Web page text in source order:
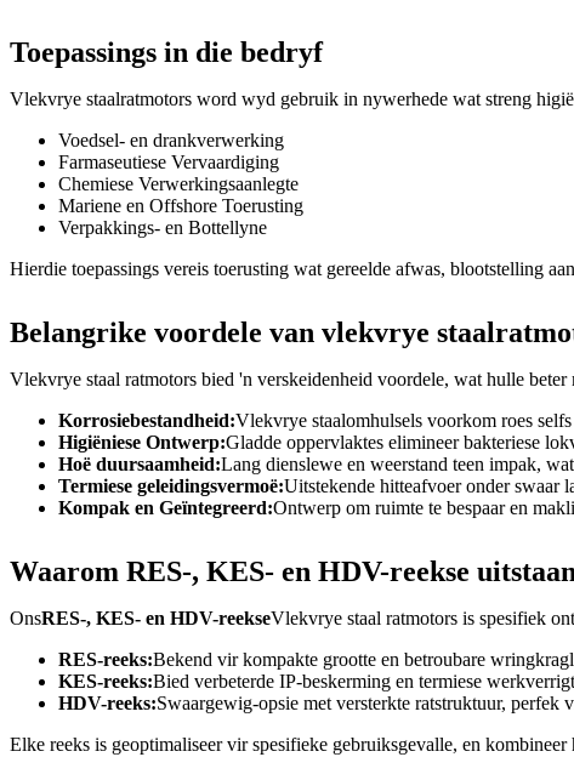
Toepassings in die bedryf
Vlekvrye staalratmotors word wyd gebruik in nywerhede wat streng
Voedsel- en drankverwerking
Farmaseutiese Vervaardiging
Chemiese Verwerkingsaanlegte
Mariene en Offshore Toerusting
Verpakkings- en Bottellyne
Hierdie toepassings vereis toerusting wat gereelde afwas, blootstelling
Belangrike voordele van vlekvrye
Vlekvrye staal ratmotors bied 'n verskeidenheid voordele, wat hulle beter
Korrosiebestandheid:Vlekvrye staalomhulsels voorkom roes
Higiëniese Ontwerp:Gladde oppervlaktes elimineer bakteriese
Hoë duursaamheid:Lang dienslewe en weerstand teen impak,
Termiese geleidingsvermoë:Uitstekende hitteafvoer onder swaar
Kompak en Geïntegreerd:Ontwerp om ruimte te bespaar en
Waarom RES-, KES- en HDV-reekse uitstaan
OnsRES-, KES- en HDV-reekseVlekvrye staal ratmotors is spesifiek
RES-reeks:Bekend vir kompakte grootte en betroubare
KES-reeks:Bied verbeterde IP-beskerming en termiese
HDV-reeks:Swaargewig-opsie met versterkte ratstruktuur, perfek
Elke reeks is geoptimaliseer vir spesifieke gebruiksgevalle, en